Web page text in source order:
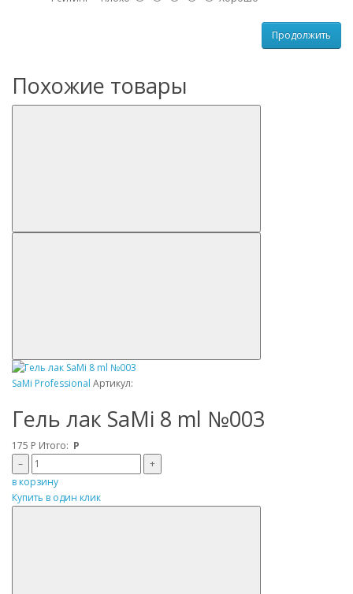
Продолжить
Похожие товары
SaMi Professional Артикул:
Гель лак SaMi 8 ml №003
175 Р Итого: Р
–
+
в корзину
Купить в один клик